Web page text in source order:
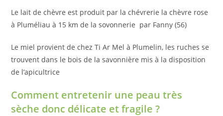
Le lait de chèvre est produit par la chévrerie la chèvre rose
à Pluméliau à 15 km de la sovonnerie par Fanny (56)
Le miel provient de chez Ti Ar Mel à Plumelin, les ruches se
trouvent dans le bois de la savonnière mis à la disposition
de l’apicultrice
Comment entretenir une peau très
sèche donc délicate et fragile ?